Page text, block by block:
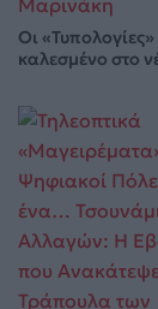
Οι
καλεσμένο στο